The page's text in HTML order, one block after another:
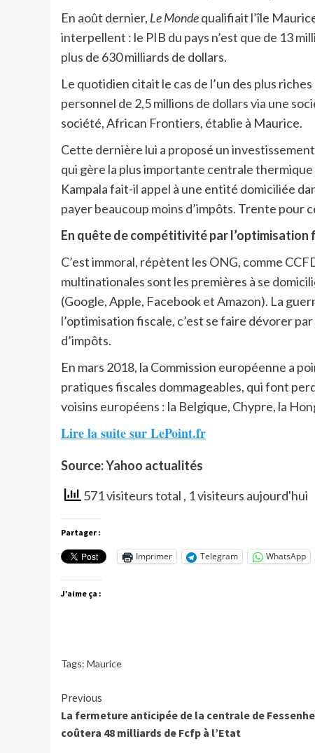
En août dernier, Le Mondequalifiait l’île
interpellent : le PIB du pays n’est que de 13
plus de 630 milliards de dollars.
Le quotidien citait le cas de l’un des plus
personnel de 2,5 millions de dollars via une
société, African Frontiers, établie à Maurice.
Cette dernière lui a proposé un
qui gère la plus importante centrale
Kampala fait-il appel à une entité domiciliée
payer beaucoup moins d’impôts. Trente pour
En quête de compétitivité par l’optimisation
C’est immoral, répètent les ONG, comme
multinationales sont les premières à se
(Google, Apple, Facebook et Amazon). La
l’optimisation fiscale, c’est se faire dévorer
d’impôts.
En mars 2018, la Commission européenne a
pratiques fiscales dommageables, qui font
voisins européens : la Belgique, Chypre, la
Lire la suite sur LePoint.fr
Source: Yahoo actualités
571 visiteurs total , 1 visiteurs aujourd'hui
Partager :
Imprimer Telegram WhatsApp
J’aime ça :
Tags: Maurice
Continue
Reading
Previous
La fermeture anticipée de la centrale de
coûtera 48 milliards de Fcfp à l’Etat